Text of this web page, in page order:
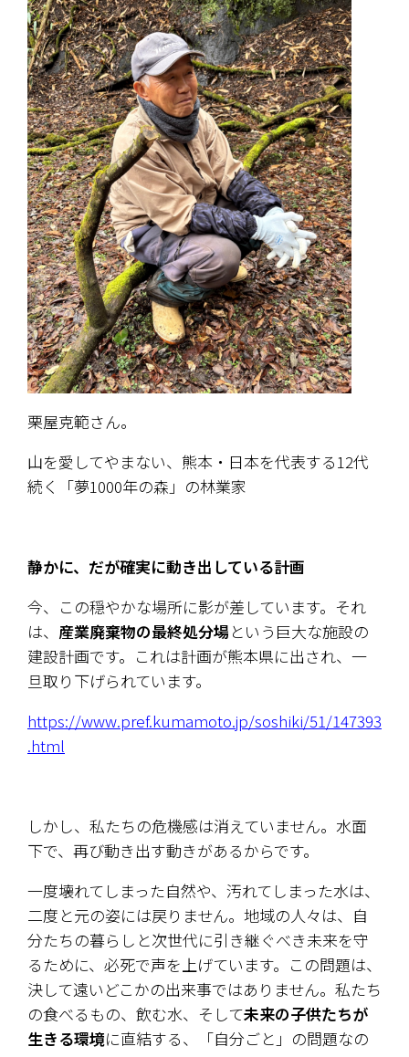
栗屋克範さん。
山を愛してやまない、熊本・日本を代表する12代
続く「夢1000年の森」の林業家
静かに、だが確実に動き出している計画
今、この穏やかな場所に影が差しています。それ
は、 産業廃棄物の最終処分場 という巨大な施設の
建設計画です。これは計画が熊本県に出され、一
旦取り下げられています。
https://www.pref.kumamoto.jp/soshiki/51/147393
.html
しかし、私たちの危機感は消えていません。水面
下で、再び動き出す動きがあるからです。
一度壊れてしまった自然や、汚れてしまった水は、
二度と元の姿には戻りません。地域の人々は、自
分たちの暮らしと次世代に引き継ぐべき未来を守
るために、必死で声を上げています。この問題は、
決して遠いどこかの出来事ではありません。私たち
の食べるもの、飲む水、そして未来の子供たちが
生きる環境に直結する、「自分ごと」の問題なの